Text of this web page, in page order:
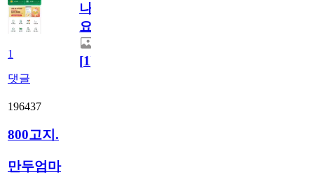
1
댓글
나
요)
[1]
196437
800고지.
만두엄마